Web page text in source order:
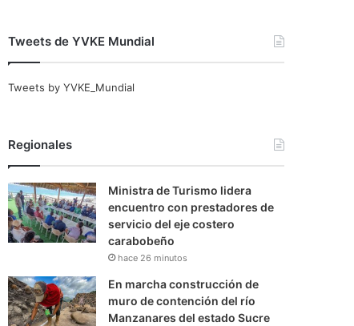
Tweets de YVKE Mundial
Tweets by YVKE_Mundial
Regionales
Ministra de Turismo lidera
encuentro con prestadores de
servicio del eje costero
carabobeño
hace 26 minutos
En marcha construcción de
muro de contención del río
Manzanares del estado Sucre